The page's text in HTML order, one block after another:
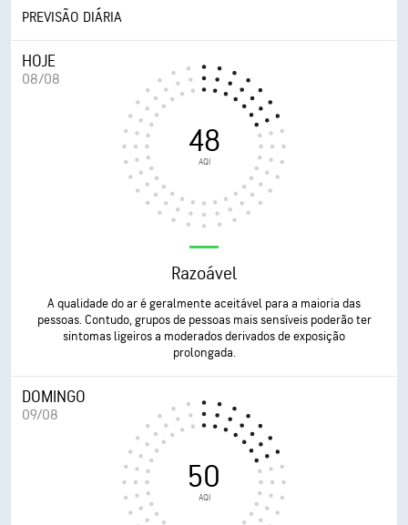
PREVISÃO DIÁRIA
HOJE
08/08
48
AQI
Razoável
A qualidade do ar é geralmente aceitável para a maioria das
pessoas. Contudo, grupos de pessoas mais sensíveis poderão ter
sintomas ligeiros a moderados derivados de exposição
prolongada.
DOMINGO
09/08
50
AQI